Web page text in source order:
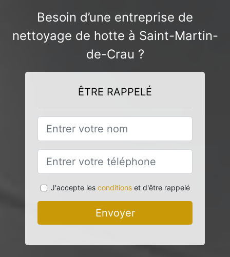
Besoin d’une entreprise de
nettoyage de hotte à Saint-Martin-
de-Crau ?
ÊTRE RAPPELÉ
J'accepte les conditionset d'être rappelé
Envoyer